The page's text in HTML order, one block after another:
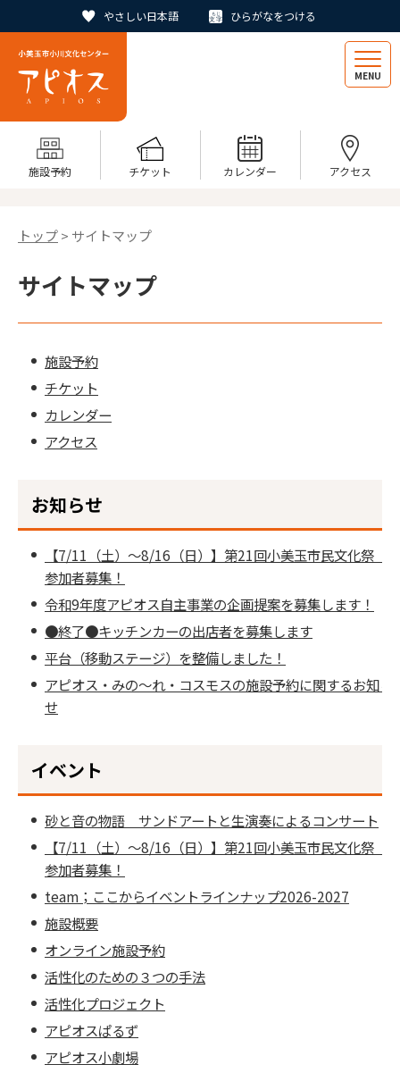
やさしい日本語 ひらがなをつける
MENU
施設予約 チケット カレンダー アクセス
トップ> サイトマップ
サイトマップ
施設予約
チケット
カレンダー
アクセス
お知らせ
【7/11（土）～8/16（日）】第21回小美玉市民文化祭
参加者募集！
令和9年度アピオス自主事業の企画提案を募集します！
●終了●キッチンカーの出店者を募集します
平台（移動ステージ）を整備しました！
アピオス・みの～れ・コスモスの施設予約に関するお知ら
せ
イベント
砂と音の物語 サンドアートと生演奏によるコンサート
【7/11（土）～8/16（日）】第21回小美玉市民文化祭
参加者募集！
team；ここからイベントラインナップ2026-2027
施設概要
オンライン施設予約
活性化のための３つの手法
活性化プロジェクト
アピオスぱるず
アピオス小劇場